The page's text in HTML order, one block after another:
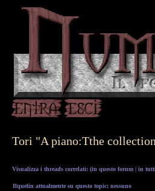
Tori "A piano:Tthe
Visualizza i threads correlati: (in questo forum | in
Ilquelin attualmente su questo topic: nessuno